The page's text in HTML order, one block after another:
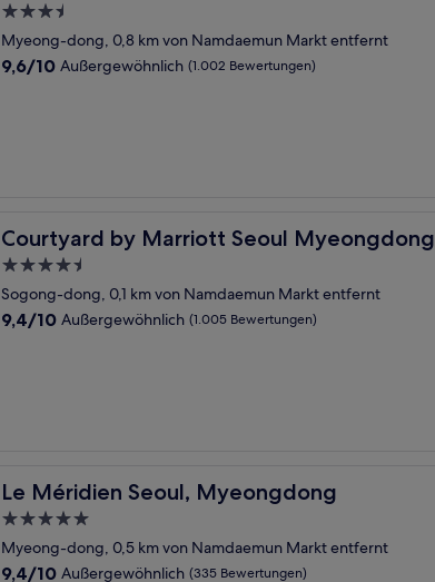
3.5-
Sterne-
Unterkunft
Myeong-dong, 0,8 km von Namdaemun Markt entfernt
9.6
9,6/10 Außergewöhnlich (1.002 Bewertungen)
Courtyard by Marriott Seoul Myeongdong
Courtyard by Marriott Seoul Myeongdong
4.5-
Sterne-
Unterkunft
Sogong-dong, 0,1 km von Namdaemun Markt entfernt
9.4
9,4/10 Außergewöhnlich (1.005 Bewertungen)
Le Méridien Seoul, Myeongdong
Le Méridien Seoul, Myeongdong
5.0-
Sterne-
Unterkunft
Myeong-dong, 0,5 km von Namdaemun Markt entfernt
9.4
9,4/10 Außergewöhnlich (335 Bewertungen)